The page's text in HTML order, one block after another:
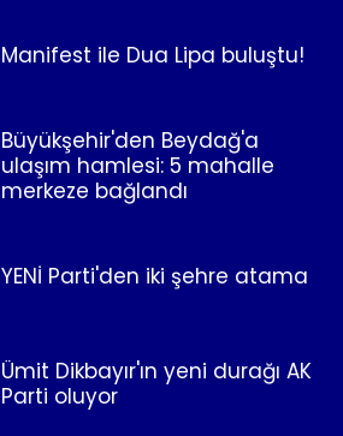
Manifest ile Dua Lipa buluştu!
Büyükşehir'den Beydağ'a
ulaşım hamlesi: 5 mahalle
merkeze bağlandı
YENİ Parti'den iki şehre atama
Ümit Dikbayır'ın yeni durağı AK
Parti oluyor